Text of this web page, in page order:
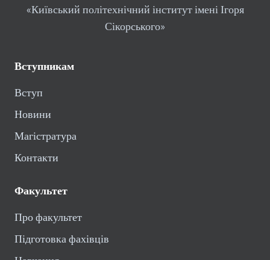
«Київський політехнічний інститут імені Ігоря
Сікорського»
Вступникам
Вступ
Новини
Магістратура
Контакти
Факультет
Про факультет
Підготовка фахівців